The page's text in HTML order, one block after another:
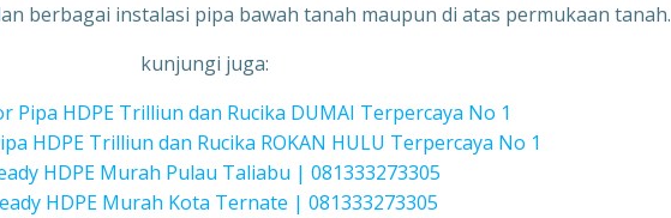
berbagai instalasi pipa bawah tanah maupun di atas permukaan tanah.
kunjungi juga:
Pipa HDPE Trilliun dan Rucika DUMAI Terpercaya No 1
HDPE Trilliun dan Rucika ROKAN HULU Terpercaya No 1
HDPE Murah Pulau Taliabu | 081333273305
HDPE Murah Kota Ternate | 081333273305